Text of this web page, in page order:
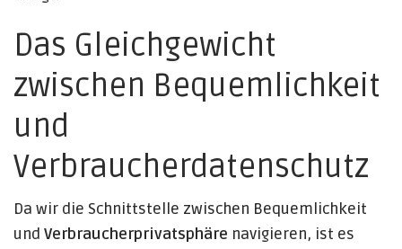
Das Gleichgewicht
zwischen Bequemlichkeit
und
Verbraucherdatenschutz
Da wir die Schnittstelle zwischen Bequemlichkeit
und Verbraucherprivatsphäre navigieren, ist es